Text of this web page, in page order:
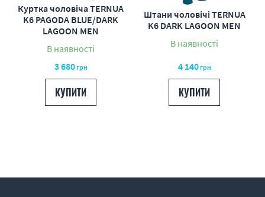
Куртка чоловіча TERNUA
K6 PAGODA BLUE/DARK
LAGOON MEN
В наявності
3 680грн
КУПИТИ
Штани чоловічі TERNUA
K6 DARK LAGOON MEN
В наявності
4 140грн
КУПИТИ